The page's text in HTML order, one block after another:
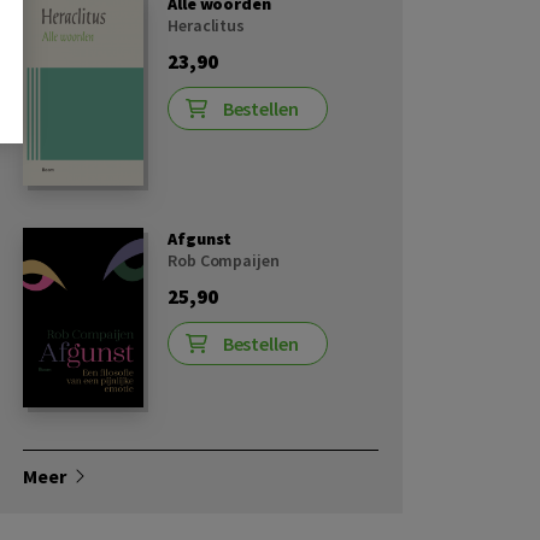
Heraclitus
23,90
Bestellen
Afgunst
Rob Compaijen
25,90
Bestellen
Meer